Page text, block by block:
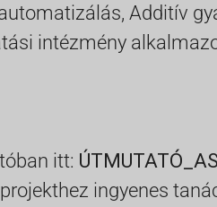
Additív
intézmény
itt:
ingyenes